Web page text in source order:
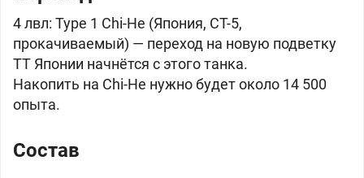
4 лвл: Type 1 Chi-He (Япония, СТ-5,
прокачиваемый) — переход на новую подветку
ТТ Японии начнётся с этого танка.
Накопить на Chi-He нужно будет около 14 500
опыта.
Состав